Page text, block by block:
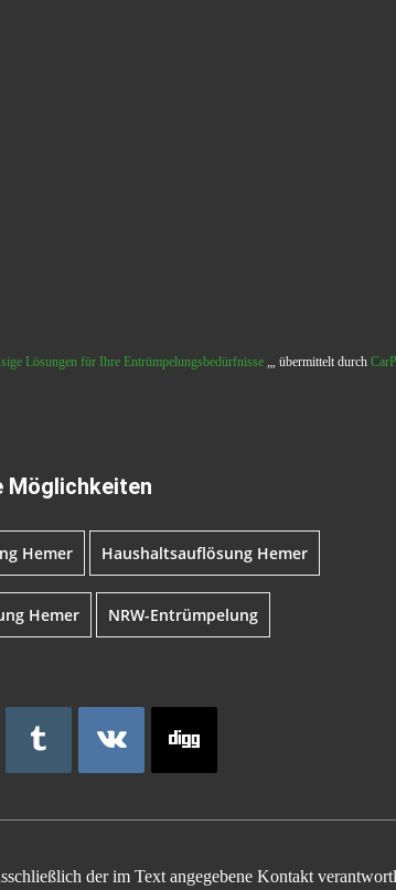
Lösungen für Ihre Entrümpelungsbedürfnisse „, übermittelt durch
Möglichkeiten
Hemer Haushaltsauflösung Hemer
Hemer NRW-Entrümpelung
der im Text angegebene Kontakt